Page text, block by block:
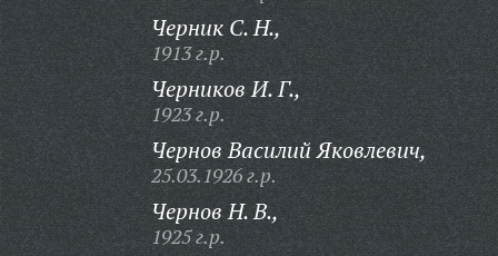
Черник С. Н.,
1913 г.р.
Черников И. Г.,
1923 г.р.
Чернов Василий Яковлевич,
25.03.1926 г.р.
Чернов Н. В.,
1925 г.р.